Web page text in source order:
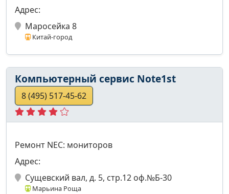
Адрес:
Маросейка 8
Китай-город
Компьютерный сервис Note1st
8 (495) 517-45-62
Ремонт NEC: мониторов
Адрес:
Cущевский вал, д. 5, стр.12 оф.№Б-30
Марьина Роща